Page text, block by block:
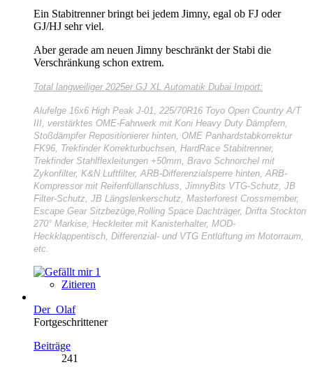
Ein Stabitrenner bringt bei jedem Jimny, egal ob FJ oder
GJ/HJ sehr viel.
Aber gerade am neuen Jimny beschränkt der Stabi die
Verschränkung schon extrem.
Total langweiliger 2025er GJ XL Automatik Dubai Import:
Alufelge 16x6 High Peak J-01, 225/70R16 Toyo Open Country A/T
III, verstärktes OME-Fahrwerk mit Koni Heavy Duty Dämpfern,
Stoßdämpfer Repositionierer hinten, OME Panhardstabkorrektur
FK96, Trekfinder Korrekturbuchsen, HardRace Stabitrenner,
Trekfinder Stahlflexleitungen +50mm, Bravo Schnorchel mit
Zykonfilter, K&N Luftfilter, ARB-Differenzialsperre hinten, ARB-
Kompressor mit Reifenfüllanschluss, JimnyBits VTG-Schutz, JB
Filter-Schutz, JB Längslenkerschutz, Masterforest Crossmember,
Escape Gear Sitzbezüge,Rolling Space Dachträger, Drifta Stockton
270° Markise, Heckleiter mit Kanisterhalter, MOD-
Heckklappentisch, Differenzial- und VTG Entlüftung im Motorraum,
etc.
1
Zitieren
Der_Olaf
Fortgeschrittener
Beiträge
241